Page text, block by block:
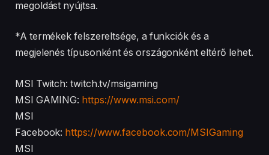
megoldást nyújtsa.
*A termékek felszereltsége, a funkciók és a
megjelenés típusonként és országonként eltérő lehet.
MSI Twitch: twitch.tv/msigaming
​​​​​​​MSI GAMING: https://www.msi.com/
MSI
Facebook: https://www.facebook.com/MSIGaming
MSI